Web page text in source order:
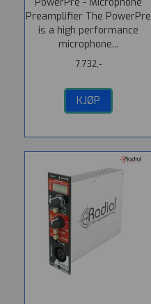
Preamplifier The PowerPre
is a high performance
microphone...
7.732,-
KJØP